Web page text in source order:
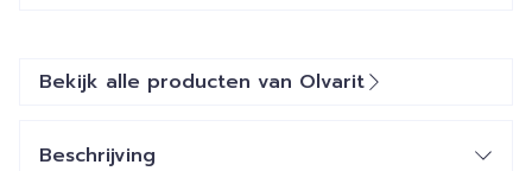
Bekijk alle producten van Olvarit
Beschrijving